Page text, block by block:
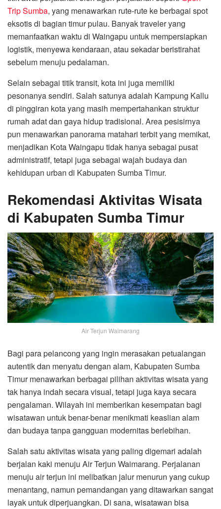
Trip Sumba, yang menawarkan rute-rute ke berbagai spot
eksotis di bagian timur pulau. Banyak traveler yang
memanfaatkan waktu di Waingapu untuk mempersiapkan
logistik, menyewa kendaraan, atau sekadar beristirahat
sebelum menuju pedalaman.
Selain sebagai titik transit, kota ini juga memiliki
pesonanya sendiri. Salah satunya adalah Kampung Kallu
di pinggiran kota yang masih mempertahankan struktur
rumah adat dan gaya hidup tradisional. Area pesisirnya
pun menawarkan panorama matahari terbit yang memikat,
menjadikan Kota Waingapu tidak hanya sebagai pusat
administratif, tetapi juga sebagai wajah budaya dan
kehidupan urban di Kabupaten Sumba Timur.
Rekomendasi Aktivitas Wisata
di Kabupaten Sumba Timur
Air Terjun Waimarang
Bagi para pelancong yang ingin merasakan petualangan
autentik dan menyatu dengan alam, Kabupaten Sumba
Timur menawarkan berbagai pilihan aktivitas wisata yang
tak hanya indah secara visual, tetapi juga kaya secara
pengalaman. Wilayah ini memberikan kesempatan bagi
wisatawan untuk benar-benar menikmati keaslian alam
dan budaya tanpa gangguan modernitas berlebihan.
Salah satu aktivitas wisata yang paling digemari adalah
berjalan kaki menuju Air Terjun Waimarang. Perjalanan
menuju air terjun ini melibatkan jalur menurun yang cukup
menantang, namun pemandangan yang ditawarkan sangat
layak untuk diperjuangkan. Di sana, wisatawan bisa